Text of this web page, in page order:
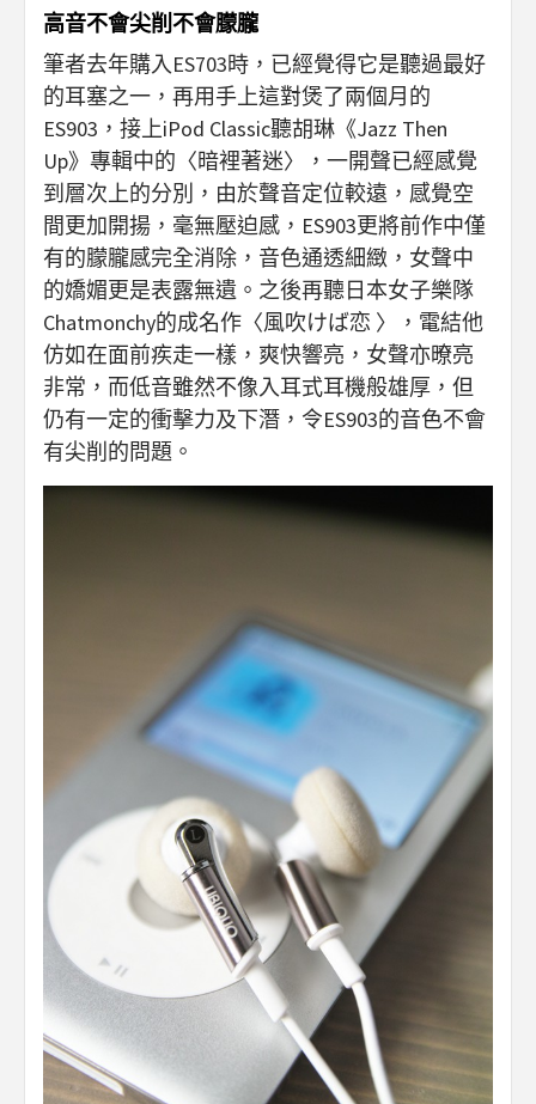
高音不會尖削不會朦朧
筆者去年購入ES703時，已經覺得它是聽過最好
的耳塞之一，再用手上這對煲了兩個月的
ES903，接上iPod Classic聽胡琳《Jazz Then
Up》專輯中的〈暗裡著迷〉，一開聲已經感覺
到層次上的分別，由於聲音定位較遠，感覺空
間更加開揚，毫無壓迫感，ES903更將前作中僅
有的朦朧感完全消除，音色通透細緻，女聲中
的嬌媚更是表露無遺。之後再聽日本女子樂隊
Chatmonchy的成名作〈風吹けば恋 〉，電結他
仿如在面前疾走一樣，爽快響亮，女聲亦暸亮
非常，而低音雖然不像入耳式耳機般雄厚，但
仍有一定的衝擊力及下潛，令ES903的音色不會
有尖削的問題。